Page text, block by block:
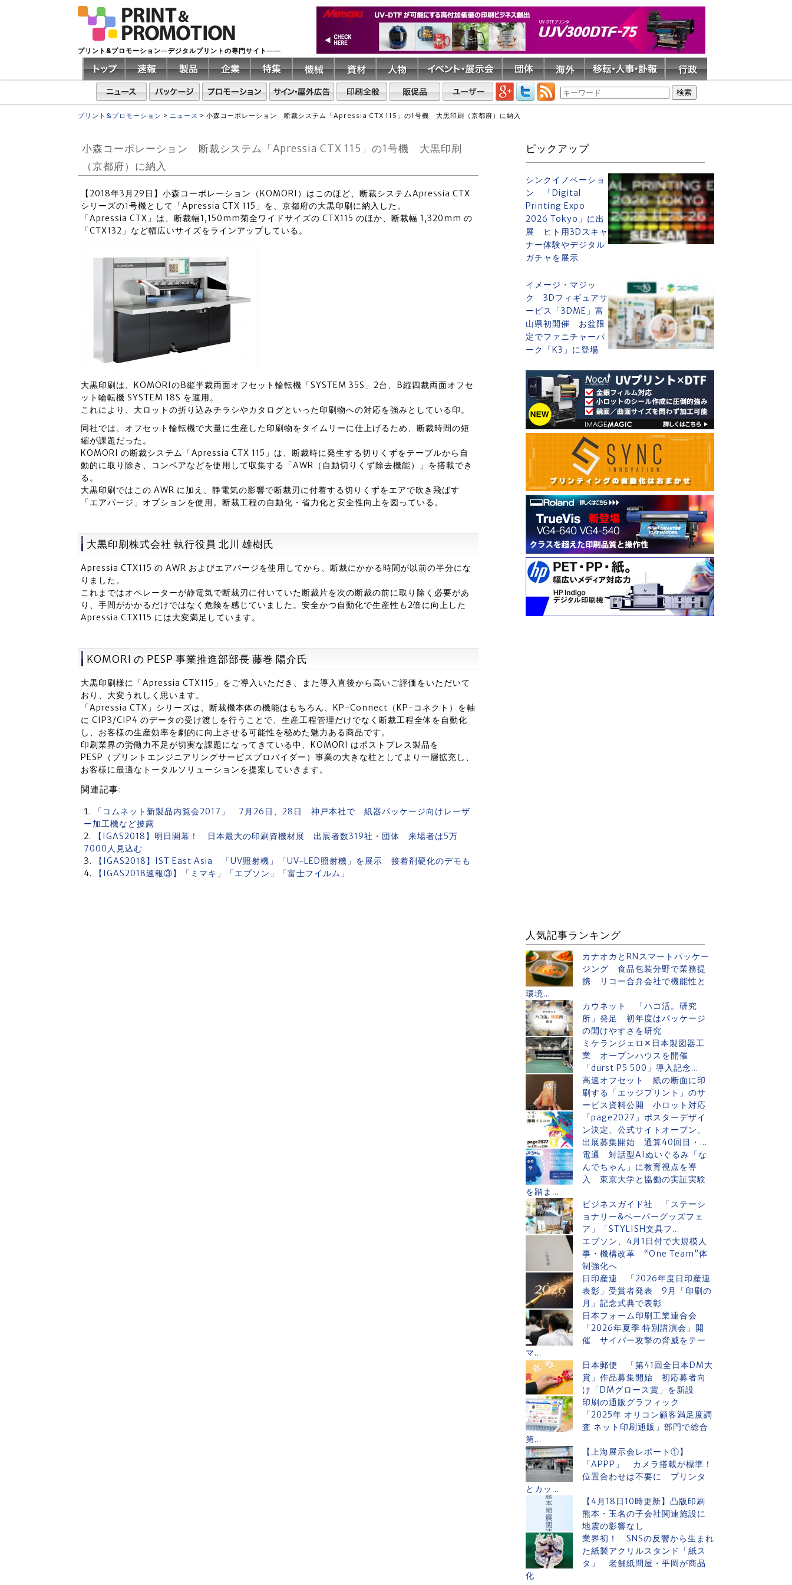
プリント&プロモーション―デジタルプリントの専門サイト――
プリント&プロモーション > ニュース > 小森コーポレーション 断裁システム「Apressia CTX 115」の1号機 大黒印刷（京都府）に納入
小森コーポレーション 断裁システム「Apressia CTX 115」の1号機 大黒印刷
（京都府）に納入
【2018年3月29日】小森コーポレーション（KOMORI）はこのほど、断裁システムApressia CTX
シリーズの1号機として「Apressia CTX 115」を、京都府の大黒印刷に納入した。
「Apressia CTX」は、断裁幅1,150mm菊全ワイドサイズの CTX115 のほか、断裁幅 1,320mm の
「CTX132」など幅広いサイズをラインアップしている。
大黒印刷は、KOMORIのB縦半裁両面オフセット輪転機「SYSTEM 35S」2台、B縦四裁両面オフセ
ット輪転機 SYSTEM 18S を運用。
これにより、大ロットの折り込みチラシやカタログといった印刷物への対応を強みとしている印。
同社では、オフセット輪転機で大量に生産した印刷物をタイムリーに仕上げるため、断裁時間の短
縮が課題だった。
KOMORI の断裁システム「Apressia CTX 115」は、断裁時に発生する切りくずをテーブルから自
動的に取り除き、コンベアなどを使用して収集する「AWR（自動切りくず除去機能）」を搭載でき
る。
大黒印刷ではこの AWR に加え、静電気の影響で断裁刃に付着する切りくずをエアで吹き飛ばす
「エアパージ」オプションを使用。断裁工程の自動化・省力化と安全性向上を図っている。
大黒印刷株式会社 執行役員 北川 雄樹氏
Apressia CTX115 の AWR およびエアパージを使用してから、断裁にかかる時間が以前の半分にな
りました。
これまではオペレーターが静電気で断裁刃に付いていた断裁片を次の断裁の前に取り除く必要があ
り、手間がかかるだけではなく危険を感じていました。安全かつ自動化で生産性も2倍に向上した
Apressia CTX115 には大変満足しています。
KOMORI の PESP 事業推進部部長 藤巻 陽介氏
大黒印刷様に「Apressia CTX115」をご導入いただき、また導入直後から高いご評価をいただいて
おり、大変うれしく思います。
「Apressia CTX」シリーズは、断裁機本体の機能はもちろん、KP-Connect（KP-コネクト）を軸
に CIP3/CIP4 のデータの受け渡しを行うことで、生産工程管理だけでなく断裁工程全体を自動化
し、お客様の生産効率を劇的に向上させる可能性を秘めた魅力ある商品です。
印刷業界の労働力不足が切実な課題になってきている中、KOMORI はポストプレス製品を
PESP（プリントエンジニアリングサービスプロバイダー）事業の大きな柱としてより一層拡充し、
お客様に最適なトータルソリューションを提案していきます。
関連記事:
「コムネット新製品内覧会2017」 7月26日、28日 神戸本社で 紙器パッケージ向けレーザ
ー加工機など披露
【IGAS2018】明日開幕！ 日本最大の印刷資機材展 出展者数319社・団体 来場者は5万
7000人見込む
【IGAS2018】IST East Asia 「UV照射機」「UV-LED照射機」を展示 接着剤硬化のデモも
【IGAS2018速報③】「ミマキ」「エプソン」「富士フイルム」
ピックアップ
シンクイノベーショ
ン 「Digital
Printing Expo
2026 Tokyo」に出
展 ヒト用3Dスキャ
ナー体験やデジタル
ガチャを展示
イメージ・マジッ
ク 3Dフィギュアサ
ービス「3DME」富
山県初開催 お盆限
定でファニチャーパ
ーク「K3」に登場
人気記事ランキング
カナオカとRNスマートパッケー
ジング 食品包装分野で業務提
携 リコー合弁会社で機能性と
環境...
カウネット 「ハコ活。研究
所」発足 初年度はパッケージ
の開けやすさを研究
ミケランジェロ✕日本製図器工
業 オープンハウスを開催
「durst P5 500」導入記念...
高速オフセット 紙の断面に印
刷する「エッジプリント」のサ
ービス資料公開 小ロット対応
「page2027」ポスターデザイ
ン決定、公式サイトオープン、
出展募集開始 通算40回目・...
電通 対話型AIぬいぐるみ「な
んでちゃん」に教育視点を導
入 東京大学と協働の実証実験
を踏ま...
ビジネスガイド社 「ステーシ
ョナリー&ペーパーグッズフェ
ア」「STYLISH文具フ...
エプソン、4月1日付で大規模人
事・機構改革 “One Team”体
制強化へ
日印産連 「2026年度日印産連
表彰」受賞者発表 9月「印刷の
月」記念式典で表彰
日本フォーム印刷工業連合会
「2026年夏季 特別講演会」開
催 サイバー攻撃の脅威をテー
マ...
日本郵便 「第41回全日本DM大
賞」作品募集開始 初応募者向
け「DMグロース賞」を新設
印刷の通販グラフィック
「2025年 オリコン顧客満足度調
査 ネット印刷通販」部門で総合
第...
【上海展示会レポート①】
「APPP」 カメラ搭載が標準！
位置合わせは不要に プリンタ
とカッ...
【4月18日10時更新】凸版印刷
熊本・玉名の子会社関連施設に
地震の影響なし
業界初！ SNSの反響から生まれ
た紙製アクリルスタンド「紙ス
タ」 老舗紙問屋・平岡が商品
化